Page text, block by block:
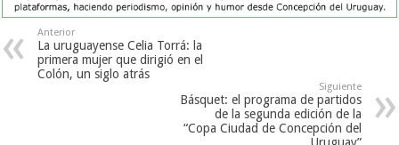
Anterior
La uruguayense Celia Torrá: la
primera mujer que dirigió en el
Colón, un siglo atrás
Siguiente
Básquet: el programa de partidos
de la segunda edición de la
“Copa Ciudad de Concepción del